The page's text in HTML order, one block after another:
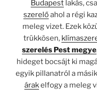
Budapest lakás,
szerelőahol a régi
meleg vizet. Ezek
trükkösen,
szerelés Pest megye
hideget bocsájt ki
egyik pillanatról a
árakelfogy a meleg